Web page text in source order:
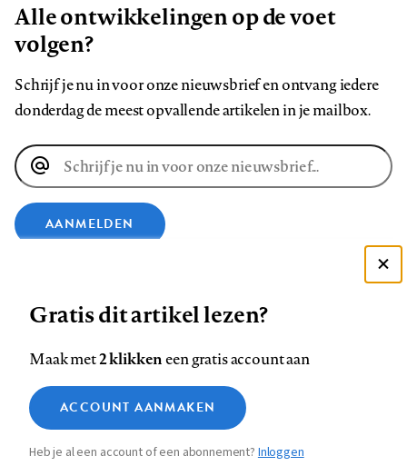
Alle ontwikkelingen op de voet
volgen?
Schrijf je nu in voor onze nieuwsbrief en ontvang iedere
donderdag de meest opvallende artikelen in je mailbox.
E-
mailadres
AANMELDEN
ons
op
Facebook
ons
ons
ons
Instagram
ons
YouTube
ons
Footer
navigation
Contact Colofon Disclaimer Privacy
Medische vragen verdienen
betrouwbare antwoorden
Zie onze cookie policy
Analytische cookies
Marketing cookies
Gratis dit artikel lezen?
Maak met2 klikkeneen gratis account aan
ACCOUNT AANMAKEN
Heb je al een account of een abonnement?Inloggen